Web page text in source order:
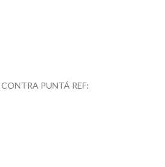
CONTRA PUNTÁ REF: